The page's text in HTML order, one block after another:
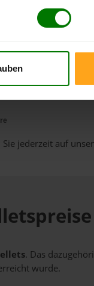
jederzeit auf
. Das
wurde.